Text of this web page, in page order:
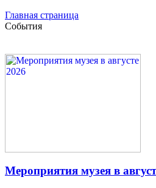
Главная страница
События
Мероприятия музея в